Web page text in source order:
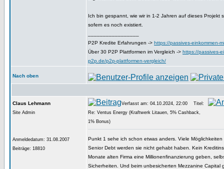
Ich bin gespannt, wie wir in 1-2 Jahren auf dieses Projekt
sofern es noch existiert.
P2P Kredite Erfahrungen -> https://passives-einkommen-
Über 30 P2P Plattformen im Vergleich -> https://passives-
p2p.de/p2p-plattformen-vergleich/
Nach oben
Claus Lehmann
Site Admin
Anmeldedatum: 31.08.2007
Beiträge: 18810
Verfasst am: 04.10.2024, 22:00
Titel:
Re: Ventus Energy (Kraftwerk Litauen, 5% Cashback,
1% Bonus)
Punkt 1 sehe ich schon etwas anders. Viele
Senior Debt werden sie nicht gehabt haben. Kein
Monate alten Firma eine Millionenfinanzierung geben,
Sicherheiten. Und beim unbesicherten Mezzanine Capital